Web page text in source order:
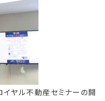
イヤル不動産セミナーの開